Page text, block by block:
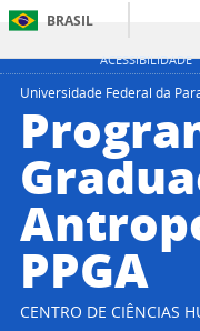
ACESSIBILIDADE
BRASIL
Universidade Federal da
PPGA
CENTRO DE CIÊNCIAS